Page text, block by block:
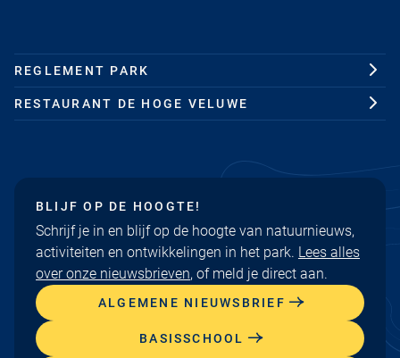
REGLEMENT PARK
RESTAURANT DE HOGE VELUWE
BLIJF OP DE HOOGTE!
Schrijf je in en blijf op de hoogte van natuurnieuws,
activiteiten en ontwikkelingen in het park. Lees alles
over onze nieuwsbrieven, of meld je direct aan.
ALGEMENE NIEUWSBRIEF
BASISSCHOOL